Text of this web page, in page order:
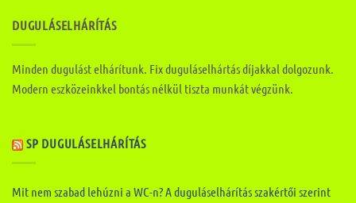
DUGULÁSELHÁRÍTÁS
Minden dugulást elhárítunk. Fix duguláselhártás díjakkal dolgozunk.
Modern eszközeinkkel bontás nélkül tiszta munkát végzünk.
SP DUGULÁSELHÁRÍTÁS
Mit nem szabad lehúzni a WC-n? A duguláselhárítás szakértői szerint